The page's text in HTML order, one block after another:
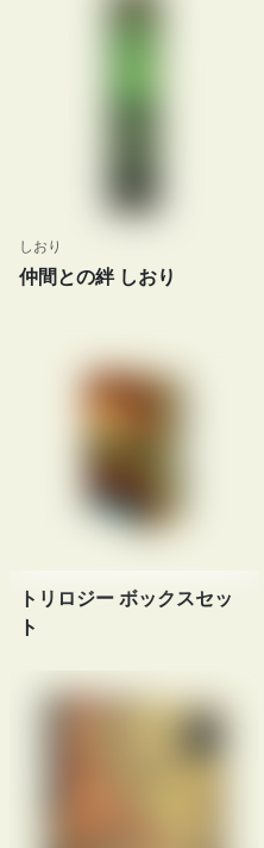
しおり
仲間との絆 しおり
トリロジー ボックスセッ
ト